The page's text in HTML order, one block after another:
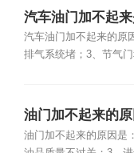
汽车油门加不起
汽车油门加不起来的原
排气系统堵；3、节气
油门加不起来的
油门加不起来的原因是